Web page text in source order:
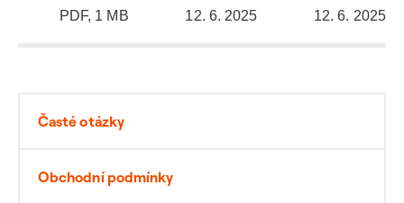
PDF, 1 MB 12. 6. 2025 12. 6. 2025
Časté otázky
Obchodní podmínky